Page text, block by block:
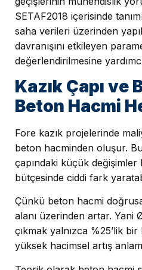
SETAF2018 içerisinde
saha verileri üzerinden
davranışını etkileyen
değerlendirilmesine
Kazık Çapı ve
Beton Hacmi
Fore kazık projelerinde
beton hacminden oluşur.
çapındaki küçük
bütçesinde ciddi fark
Çünkü beton hacmi
alanı üzerinden artar. Yani
çıkmak yalnızca %25’lik
yüksek hacimsel artış